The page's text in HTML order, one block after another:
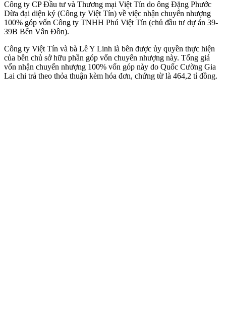
Công ty CP Đầu tư và Thương mại Việt Tín do ông Đặng Phước
Dừa đại diện ký (Công ty Việt Tín) về việc nhận chuyển nhượng
100% góp vốn Công ty TNHH Phú Việt Tín (chủ đầu tư dự án 39-
39B Bến Vân Đồn).
Công ty Việt Tín và bà Lê Y Linh là bên được ủy quyền thực hiện
của bên chủ sở hữu phần góp vốn chuyển nhượng này. Tổng giá
vốn nhận chuyển nhượng 100% vốn góp này do Quốc Cường Gia
Lai chi trả theo thỏa thuận kèm hóa đơn, chứng từ là 464,2 tỉ đồng.